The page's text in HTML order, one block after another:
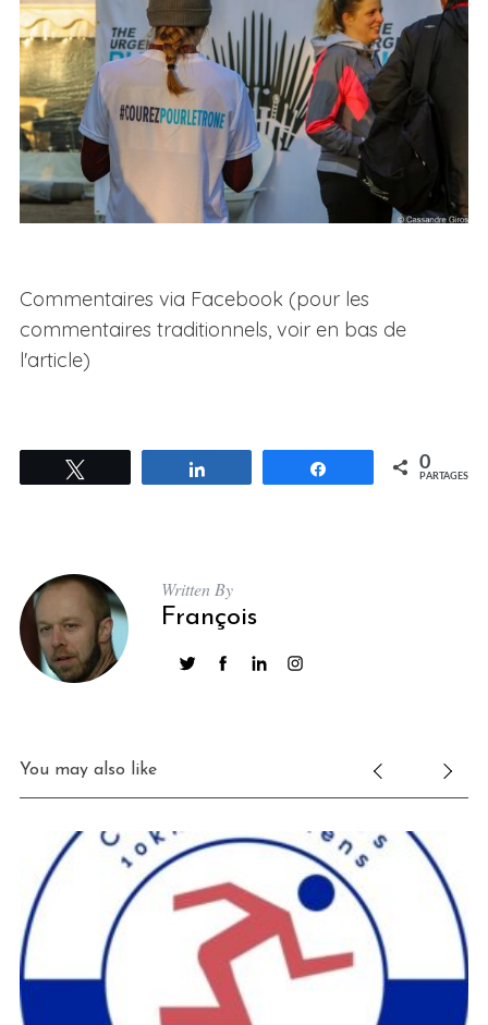
Commentaires via Facebook (pour les
commentaires traditionnels, voir en bas de
l'article)
Partagez 0
PARTAGES
Written By
François
You may also like